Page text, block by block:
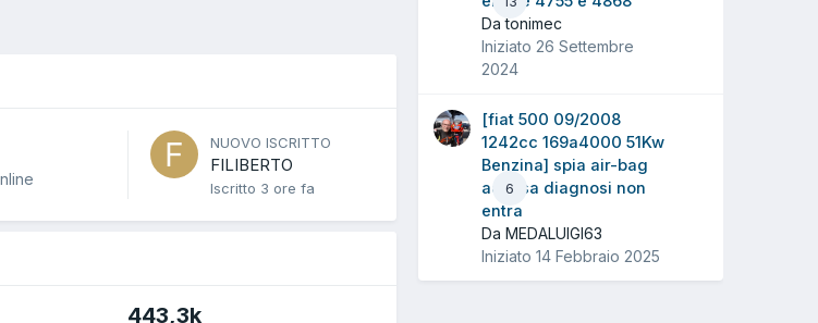
NUOVO ISCRITTO
FILIBERTO
Iscritto 3 ore fa
443,3k
Da tonimec
Iniziato 26 Settembre
2024
6
[fiat 500 09/2008
1242cc 169a4000 51Kw
Benzina] spia air-bag
accesa diagnosi non
entra
Da MEDALUIGI63
Iniziato 14 Febbraio 2025